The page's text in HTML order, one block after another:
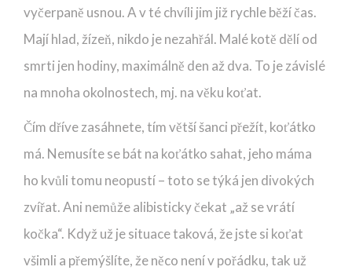
vyčerpaně usnou. A v té chvíli jim již rychle běží čas.
Mají hlad, žízeň, nikdo je nezahřál. Malé kotě dělí od
smrti jen hodiny, maximálně den až dva. To je závislé
na mnoha okolnostech, mj. na věku koťat.
Čím dříve zasáhnete, tím větší šanci přežít, koťátko
má. Nemusíte se bát na koťátko sahat, jeho máma
ho kvůli tomu neopustí – toto se týká jen divokých
zvířat. Ani nemůže alibisticky čekat „až se vrátí
kočka“. Když už je situace taková, že jste si koťat
všimli a přemýšlíte, že něco není v pořádku, tak už